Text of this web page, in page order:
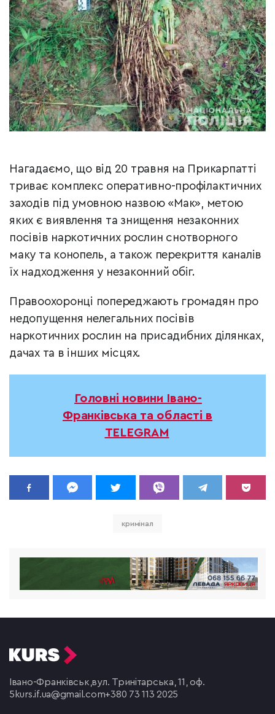
Нагадаємо, що від 20 травня на Прикарпатті
триває комплекс оперативно-профілактичних
заходів під умовною назвою «Мак», метою
яких є виявлення та знищення незаконних
посівів наркотичних рослин снотворного
маку та конопель, а також перекриття каналів
їх надходження у незаконний обіг.
Правоохоронці попереджають громадян про
недопущення нелегальних посівів
наркотичних рослин на присадибних ділянках,
дачах та в інших місцях.
Головні новини Івано-
Франківська та області в
TELEGRAM
кримінал
Івано-Франківськ,вул. Тринітарська, 11, оф.
5 kurs.if.ua@gmail.com+380 73 113 2025